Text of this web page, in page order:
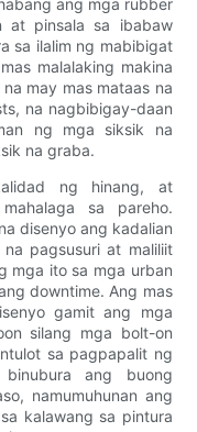
ang mga rubber
at pinsala sa ibabaw
sa ilalim ng mabibigat
malalaking makina
may mas mataas na
na nagbibigay-daan
ng mga siksik na
na graba.
ng hinang, at
sa pareho.
disenyo ang kadalian
pagsusuri at maliliit
mga ito sa mga urban
downtime. Ang mas
gamit ang mga
silang mga bolt-on
sa pagpapalit ng
ang buong
namumuhunan ang
kalawang sa pintura